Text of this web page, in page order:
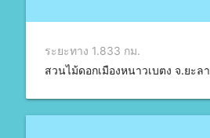
ระยะทาง 1.833 กม.
สวนไม้ดอกเมืองหนาวเบตง จ.ยะลา